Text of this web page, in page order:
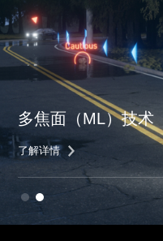
多焦面（ML）技术
了解详情